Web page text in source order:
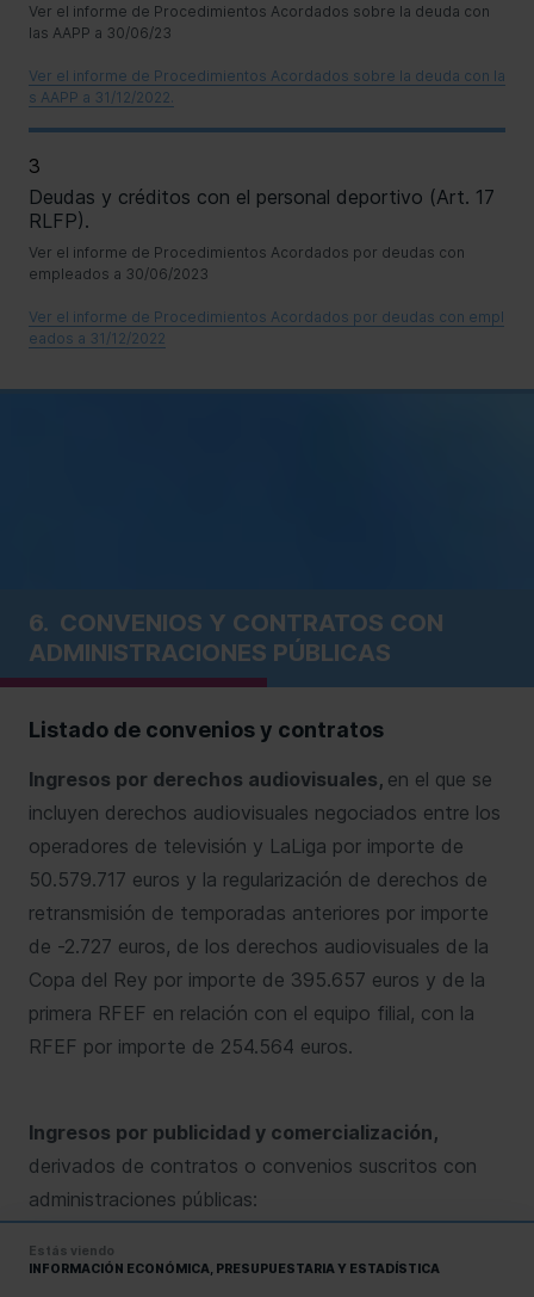
Estás viendo
INFORMACIÓN ECONÓMICA, PRESUPUESTARIA Y ESTADÍSTICA
Ver el informe de Procedimientos Acordados sobre la deuda con
las AAPP a 30/06/23
Ver el informe de Procedimientos Acordados sobre la deuda con la
s AAPP a 31/12/2022.
3
Deudas y créditos con el personal deportivo (Art. 17
RLFP).
Ver el informe de Procedimientos Acordados por deudas con
empleados a 30/06/2023
Ver el informe de Procedimientos Acordados por deudas con empl
eados a 31/12/2022
6. CONVENIOS Y CONTRATOS CON
ADMINISTRACIONES PÚBLICAS
Listado de convenios y contratos
Ingresos por derechos audiovisuales, en el que se
incluyen derechos audiovisuales negociados entre los
operadores de televisión y LaLiga por importe de
50.579.717 euros y la regularización de derechos de
retransmisión de temporadas anteriores por importe
de -2.727 euros, de los derechos audiovisuales de la
Copa del Rey por importe de 395.657 euros y de la
primera RFEF en relación con el equipo filial, con la
RFEF por importe de 254.564 euros.
Ingresos por publicidad y comercialización,
derivados de contratos o convenios suscritos con
administraciones públicas:
Con fecha 5 de agosto de 2022, la sociedad
suscribe un acuerdo con la Axencia de Turismo de